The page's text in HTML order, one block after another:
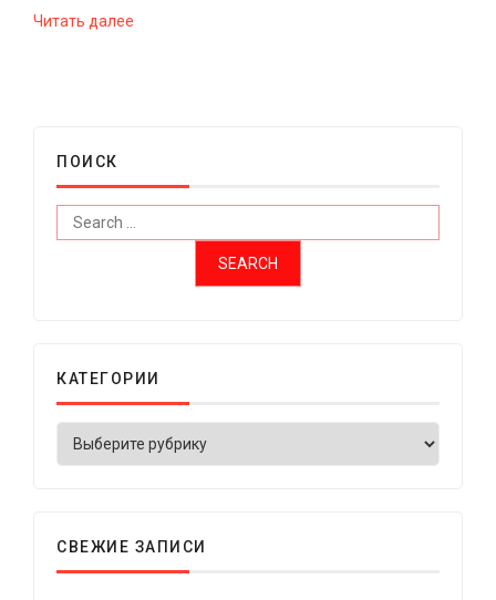
Читать далее
ПОИСК
КАТЕГОРИИ
СВЕЖИЕ ЗАПИСИ